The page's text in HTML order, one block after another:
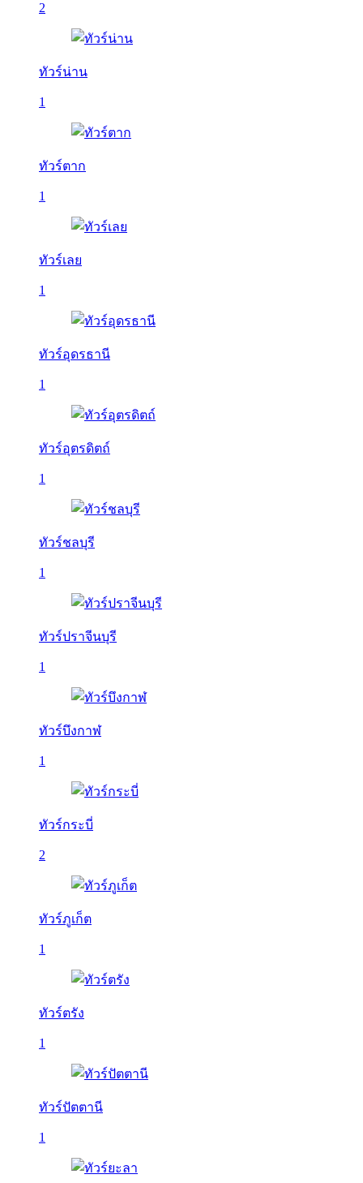
2
ทัวร์น่าน
1
ทัวร์ตาก
1
ทัวร์เลย
1
ทัวร์อุดรธานี
1
ทัวร์อุตรดิตถ์
1
ทัวร์ชลบุรี
1
ทัวร์ปราจีนบุรี
1
ทัวร์บึงกาฬ
1
ทัวร์กระบี่
2
ทัวร์ภูเก็ต
1
ทัวร์ตรัง
1
ทัวร์ปัตตานี
1